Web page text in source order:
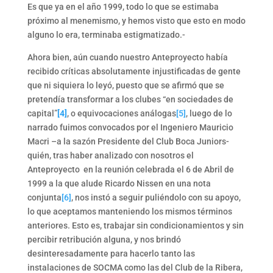
Es que ya en el año 1999, todo lo que se estimaba
próximo al menemismo, y hemos visto que esto en modo
alguno lo era, terminaba estigmatizado.-
Ahora bien, aún cuando nuestro Anteproyecto había
recibido críticas absolutamente injustificadas de gente
que ni siquiera lo leyó, puesto que se afirmó que se
pretendía transformar a los clubes “en sociedades de
capital”[4] , o equivocaciones análogas[5], luego de lo
narrado fuimos convocados por el Ingeniero Mauricio
Macri –a la sazón Presidente del Club Boca Juniors-
quién, tras haber analizado con nosotros el
Anteproyecto en la reunión celebrada el 6 de Abril de
1999 a la que alude Ricardo Nissen en una nota
conjunta[6], nos instó a seguir puliéndolo con su apoyo,
lo que aceptamos manteniendo los mismos términos
anteriores. Esto es, trabajar sin condicionamientos y sin
percibir retribución alguna, y nos brindó
desinteresadamente para hacerlo tanto las
instalaciones de SOCMA como las del Club de la Ribera,